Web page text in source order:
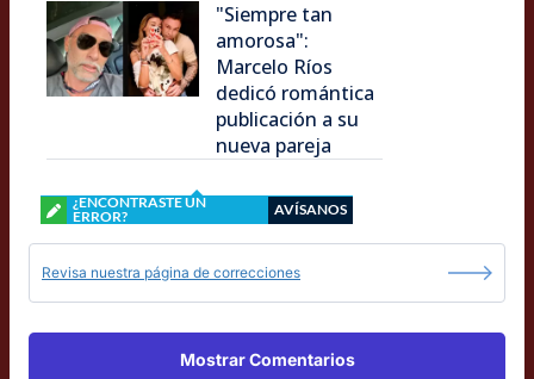
"Siempre tan
amorosa":
Marcelo Ríos
dedicó romántica
publicación a su
nueva pareja
¿ENCONTRASTE UN
ERROR?
AVÍSANOS
Revisa nuestra página de correcciones
Mostrar Comentarios